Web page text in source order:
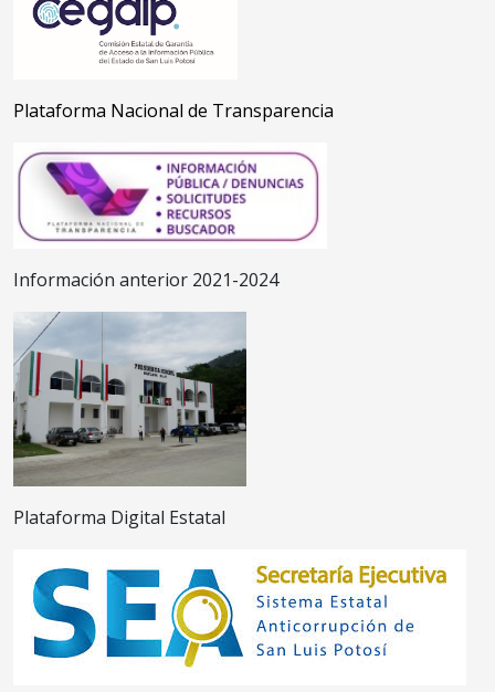
Plataforma Nacional de Transparencia
Información anterior 2021-2024
Plataforma Digital Estatal